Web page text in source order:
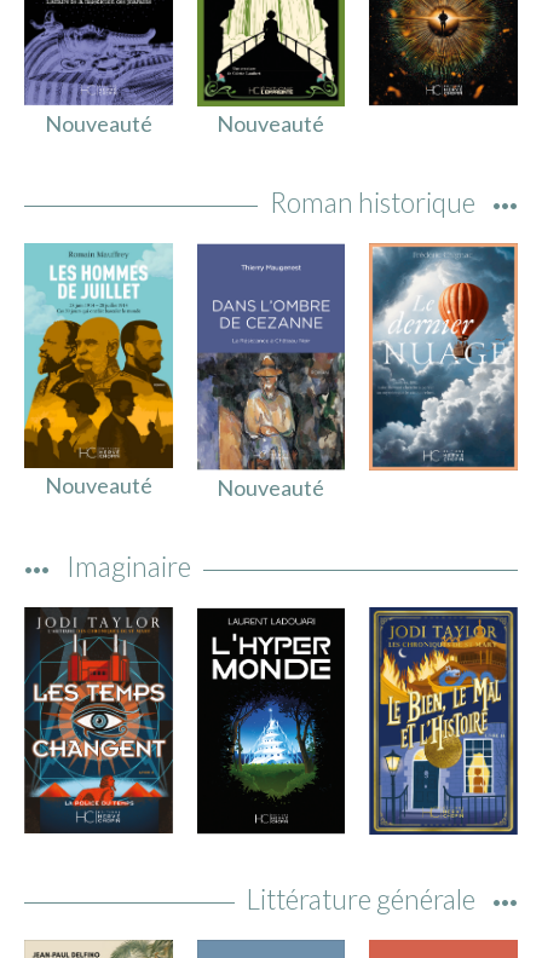
IMAGES D’ANTAN & 100% VINTAGE
HISTOIRE & PATRIMOINE
ART & CULTURE
TERRES D’OUTRE-MER
ART & CULTURE
HISTOIRE & PATRIMOINE
NATURE & ENVIRONNEMENT
PARCOURS DU PATRIMOINE
PHOTOGRAPHIE & TOURISME
IMAGES D’ANTAN
ACTUALITÉS
LA MAISON
CONTACT
Nouveauté Nouveauté
Roman historique
Nouveauté Nouveauté
Imaginaire
Littérature générale